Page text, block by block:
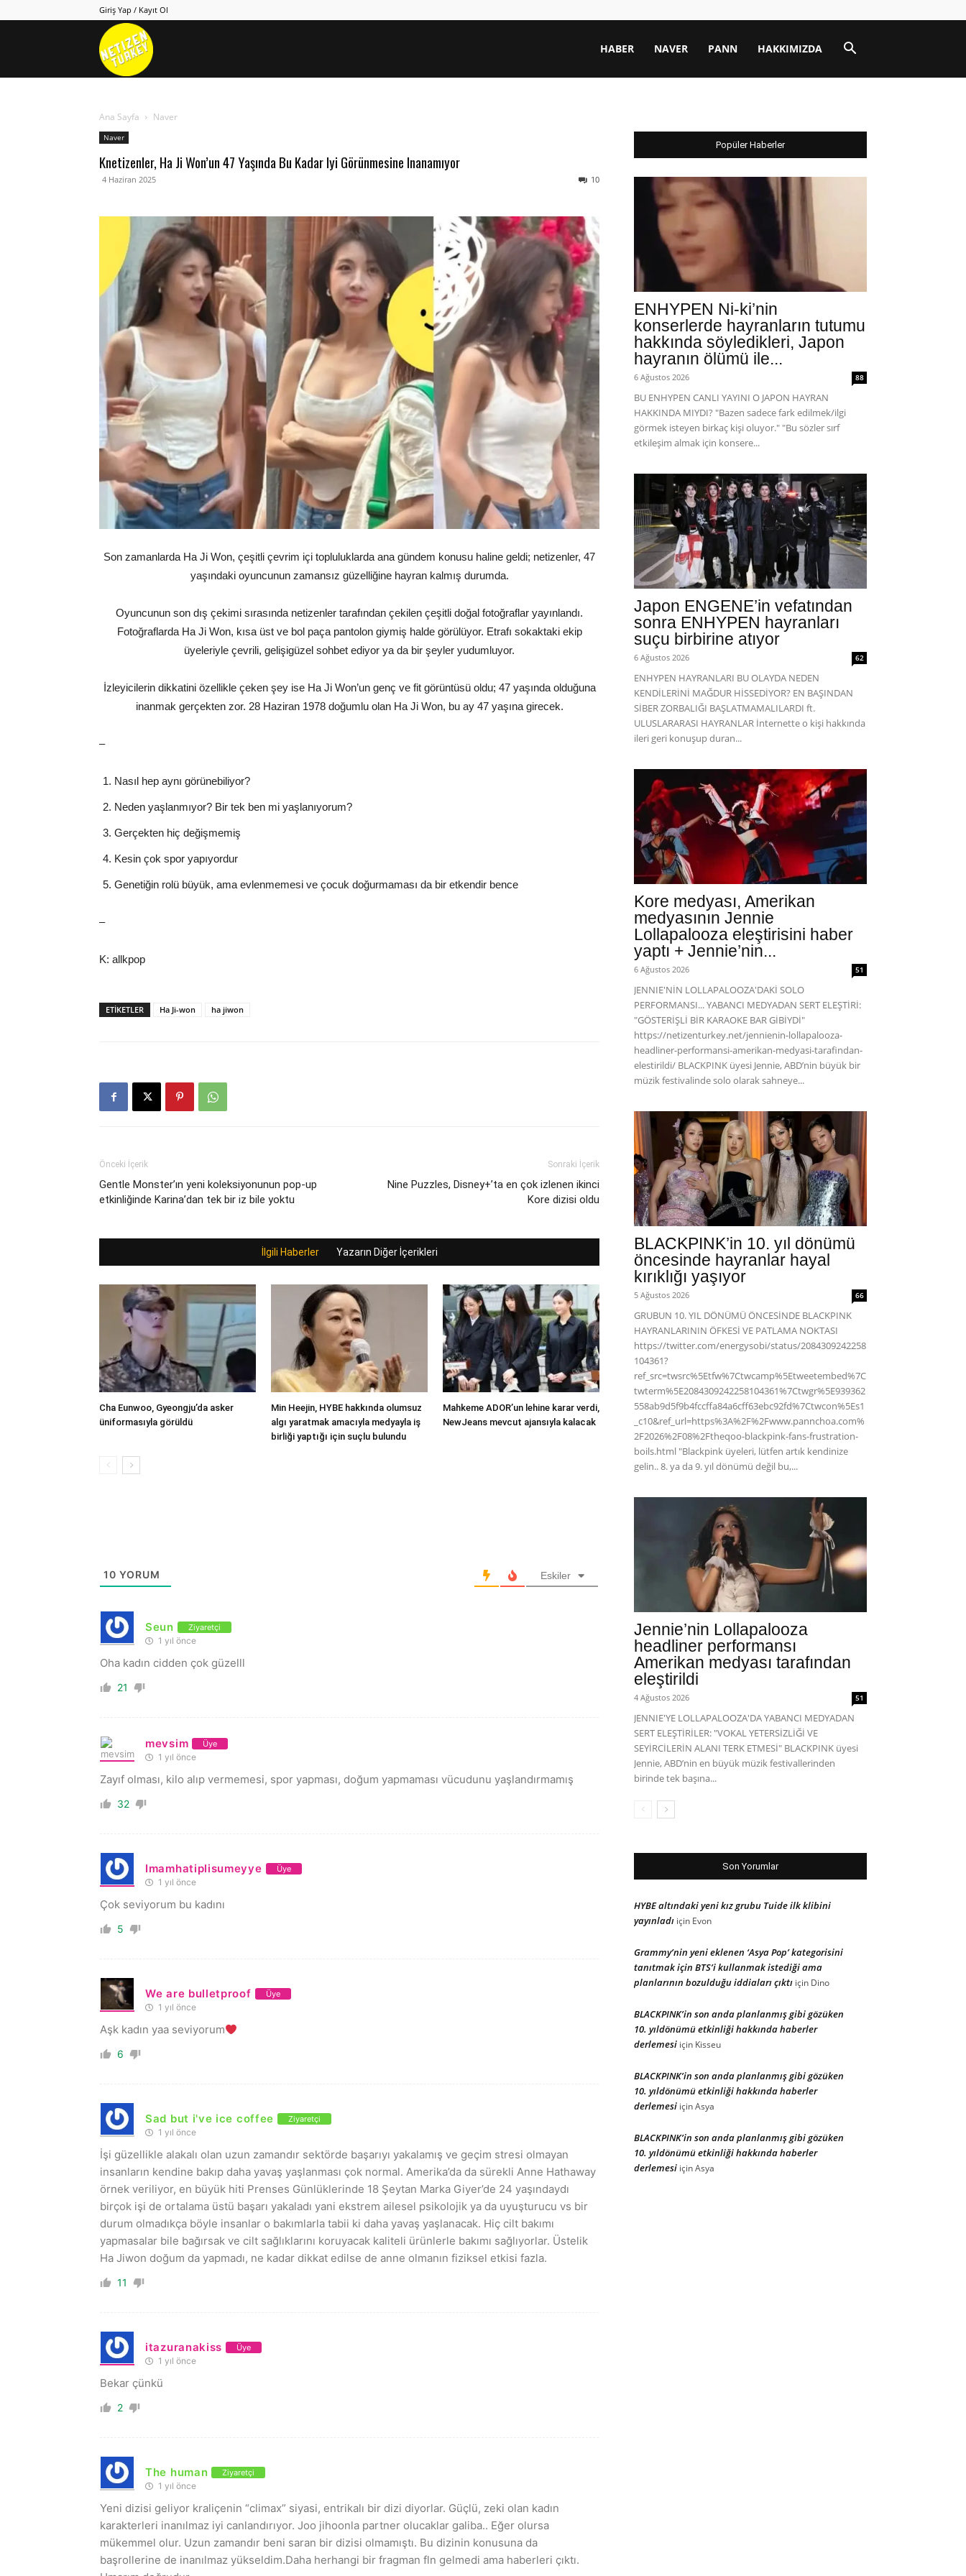
Giriş Yap / Kayıt Ol
Netizen HABER NAVER PANN HAKKIMIZDA
Ana Sayfa Naver
Naver
Knetizenler, Ha Ji Won’un 47 Yaşında Bu Kadar Iyi Görünmesine Inanamıyor
4 Haziran 2025 10
Son zamanlarda Ha Ji Won, çeşitli çevrim içi topluluklarda ana gündem konusu haline geldi; netizenler, 47
yaşındaki oyuncunun zamansız güzelliğine hayran kalmış durumda.
Oyuncunun son dış çekimi sırasında netizenler tarafından çekilen çeşitli doğal fotoğraflar yayınlandı.
Fotoğraflarda Ha Ji Won, kısa üst ve bol paça pantolon giymiş halde görülüyor. Etrafı sokaktaki ekip
üyeleriyle çevrili, gelişigüzel sohbet ediyor ya da bir şeyler yudumluyor.
İzleyicilerin dikkatini özellikle çeken şey ise Ha Ji Won’un genç ve fit görüntüsü oldu; 47 yaşında olduğuna
inanmak gerçekten zor. 28 Haziran 1978 doğumlu olan Ha Ji Won, bu ay 47 yaşına girecek.
–
Nasıl hep aynı görünebiliyor?
Neden yaşlanmıyor? Bir tek ben mi yaşlanıyorum?
Gerçekten hiç değişmemiş
Kesin çok spor yapıyordur
Genetiğin rolü büyük, ama evlenmemesi ve çocuk doğurmaması da bir etkendir bence
–
K: allkpop
ETIKETLER Ha Ji-won ha jiwon
Önceki İçerik
Gentle Monster’ın yeni koleksiyonunun pop-up
etkinliğinde Karina’dan tek bir iz bile yoktu
Sonraki İçerik
Nine Puzzles, Disney+’ta en çok izlenen ikinci
Kore dizisi oldu
İlgili Haberler Yazarın Diğer İçerikleri
Cha Eunwoo, Gyeongju’da asker
üniformasıyla görüldü
Min Heejin, HYBE hakkında olumsuz
algı yaratmak amacıyla medyayla iş
birliği yaptığı için suçlu bulundu
Mahkeme ADOR’un lehine karar verdi,
NewJeans mevcut ajansıyla kalacak
10 YORUM Eskiler
Seun Ziyaretçi
1 yıl önce
Oha kadın cidden çok güzelll
21
mevsim Üye
1 yıl önce
Zayıf olması, kilo alıp vermemesi, spor yapması, doğum yapmaması vücudunu yaşlandırmamış
32
Imamhatiplisumeyye Üye
1 yıl önce
Çok seviyorum bu kadını
5
We are bulletproof Üye
1 yıl önce
Aşk kadın yaa seviyorum
6
Sad but i've ice coffee Ziyaretçi
1 yıl önce
İşi güzellikle alakalı olan uzun zamandır sektörde başarıyı yakalamış ve geçim stresi olmayan
insanların kendine bakıp daha yavaş yaşlanması çok normal. Amerika’da da sürekli Anne Hathaway
örnek veriliyor, en büyük hiti Prenses Günlüklerinde 18 Şeytan Marka Giyer’de 24 yaşındaydı
birçok işi de ortalama üstü başarı yakaladı yani ekstrem ailesel psikolojik ya da uyuşturucu vs bir
durum olmadıkça böyle insanlar o bakımlarla tabii ki daha yavaş yaşlanacak. Hiç cilt bakımı
yapmasalar bile bağırsak ve cilt sağlıklarını koruyacak kaliteli ürünlerle bakımı sağlıyorlar. Üstelik
Ha Jiwon doğum da yapmadı, ne kadar dikkat edilse de anne olmanın fiziksel etkisi fazla.
11
itazuranakiss Üye
1 yıl önce
Bekar çünkü
2
The human Ziyaretçi
1 yıl önce
Yeni dizisi geliyor kraliçenin “climax” siyasi, entrikalı bir dizi diyorlar. Güçlü, zeki olan kadın
karakterleri inanılmaz iyi canlandırıyor. Joo jihoonla partner olucaklar galiba.. Eğer olursa
mükemmel olur. Uzun zamandır beni saran bir dizisi olmamıştı. Bu dizinin konusuna da
başrollerine de inanılmaz yükseldim.Daha herhangi bir fragman fln gelmedi ama haberleri çıktı.
Popüler Haberler
ENHYPEN Ni-ki’nin
konserlerde hayranların tutumu
hakkında söyledikleri, Japon
hayranın ölümü ile...
6 Ağustos 2026 88
BU ENHYPEN CANLI YAYINI O JAPON HAYRAN
HAKKINDA MIYDI? "Bazen sadece fark edilmek/ilgi
görmek isteyen birkaç kişi oluyor." "Bu sözler sırf
etkileşim almak için konsere...
Japon ENGENE’in vefatından
sonra ENHYPEN hayranları
suçu birbirine atıyor
6 Ağustos 2026 62
ENHYPEN HAYRANLARI BU OLAYDA NEDEN
KENDİLERİNİ MAĞDUR HİSSEDİYOR? EN BAŞINDAN
SİBER ZORBALIĞI BAŞLATMAMALILARDI ft.
ULUSLARARASI HAYRANLAR İnternette o kişi hakkında
ileri geri konuşup duran...
Kore medyası, Amerikan
medyasının Jennie
Lollapalooza eleştirisini haber
yaptı + Jennie’nin...
6 Ağustos 2026 51
JENNIE'NİN LOLLAPALOOZA'DAKİ SOLO
PERFORMANSI... YABANCI MEDYADAN SERT ELEŞTİRİ:
"GÖSTERİŞLİ BİR KARAOKE BAR GİBİYDİ"
https://netizenturkey.net/jennienin-lollapalooza-
headliner-performansi-amerikan-medyasi-tarafindan-
elestirildi/ BLACKPINK üyesi Jennie, ABD’nin büyük bir
müzik festivalinde solo olarak sahneye...
BLACKPINK’in 10. yıl dönümü
öncesinde hayranlar hayal
kırıklığı yaşıyor
5 Ağustos 2026 66
GRUBUN 10. YIL DÖNÜMÜ ÖNCESİNDE BLACKPINK
HAYRANLARININ ÖFKESİ VE PATLAMA NOKTASI
https://twitter.com/energysobi/status/2084309242258
104361?
ref_src=twsrc%5Etfw%7Ctwcamp%5Etweetembed%7C
twterm%5E2084309242258104361%7Ctwgr%5E939362
558ab9d5f9b4fccffa84a6cff63ebc92fd%7Ctwcon%5Es1
_c10&ref_url=https%3A%2F%2Fwww.pannchoa.com%
2F2026%2F08%2Ftheqoo-blackpink-fans-frustration-
boils.html "Blackpink üyeleri, lütfen artık kendinize
gelin.. 8. ya da 9. yıl dönümü değil bu,...
Jennie’nin Lollapalooza
headliner performansı
Amerikan medyası tarafından
eleştirildi
4 Ağustos 2026 51
JENNIE'YE LOLLAPALOOZA'DA YABANCI MEDYADAN
SERT ELEŞTİRİLER: "VOKAL YETERSİZLİĞİ VE
SEYİRCİLERİN ALANI TERK ETMESİ" BLACKPINK üyesi
Jennie, ABD’nin en büyük müzik festivallerinden
birinde tek başına...
Son Yorumlar
HYBE altındaki yeni kız grubu Tuide ilk klibini
yayınladı için Evon
Grammy’nin yeni eklenen ‘Asya Pop’ kategorisini
tanıtmak için BTS’i kullanmak istediği ama
planlarının bozulduğu iddiaları çıktı için Dino
BLACKPINK’in son anda planlanmış gibi gözüken
10. yıldönümü etkinliği hakkında haberler
derlemesi için Kisseu
BLACKPINK’in son anda planlanmış gibi gözüken
10. yıldönümü etkinliği hakkında haberler
derlemesi içinAsya
BLACKPINK’in son anda planlanmış gibi gözüken
10. yıldönümü etkinliği hakkında haberler
derlemesi içinAsya